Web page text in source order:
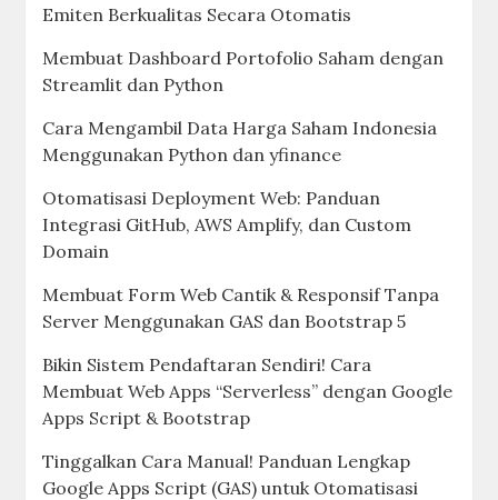
Emiten Berkualitas Secara Otomatis
Membuat Dashboard Portofolio Saham dengan
Streamlit dan Python
Cara Mengambil Data Harga Saham Indonesia
Menggunakan Python dan yfinance
Otomatisasi Deployment Web: Panduan
Integrasi GitHub, AWS Amplify, dan Custom
Domain
Membuat Form Web Cantik & Responsif Tanpa
Server Menggunakan GAS dan Bootstrap 5
Bikin Sistem Pendaftaran Sendiri! Cara
Membuat Web Apps “Serverless” dengan Google
Apps Script & Bootstrap
Tinggalkan Cara Manual! Panduan Lengkap
Google Apps Script (GAS) untuk Otomatisasi